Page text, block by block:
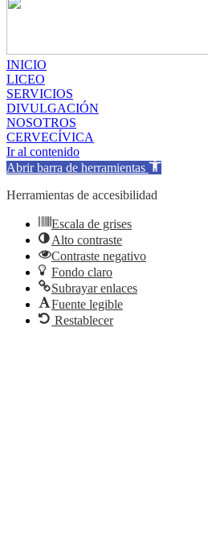
INICIO
LICEO
SERVICIOS
DIVULGACIÓN
NOSOTROS
CERVECÍVICA
Ir al contenido
Abrir barra de herramientas
Herramientas de accesibilidad
Escala de grises
Alto contraste
Contraste negativo
Fondo claro
Subrayar enlaces
Fuente legible
Restablecer